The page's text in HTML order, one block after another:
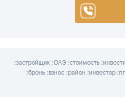
продажа؛ недвижимость؛ аренда؛ покупка؛ Дубай؛ инвестиции؛ стоимость؛ ОАЭ؛ застройщик؛
доходность؛ инфраструктура؛ вилла؛ проект؛ план выплат؛ инвестор؛ район؛ взнос؛ бронь؛